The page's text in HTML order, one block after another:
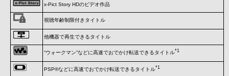
x-Pict Story HDのビデオ作品
視聴年齢制限付きタイトル
他機器で再生できるタイトル
“ウォークマン”などに高速でおでかけ転送できるタイトル*1
PSP®などに高速でおでかけ転送できるタイトル*1